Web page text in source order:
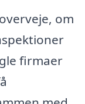
om
firmaer